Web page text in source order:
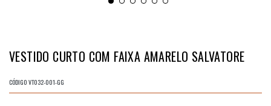
VESTIDO CURTO COM FAIXA AMARELO SALVATORE
CÓDIGO VT032-001-GG